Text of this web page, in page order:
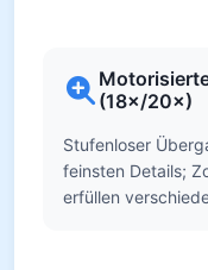
(18×/20×)
Stufenloser
feinsten Details;
erfüllen